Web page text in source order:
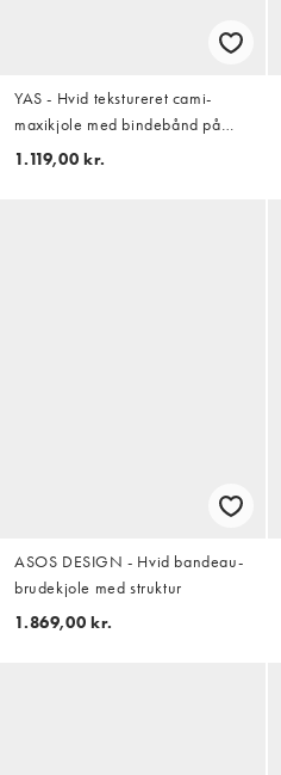
YAS - Hvid tekstureret cami-
maxikjole med bindebånd på
ryggen og pailletter
1.119,00 kr.
ASOS DESIGN - Hvid bandeau-
brudekjole med struktur
1.869,00 kr.